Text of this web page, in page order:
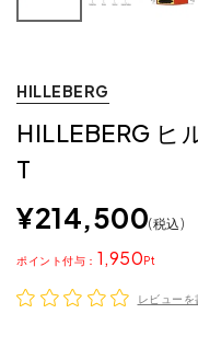
HILLEBERG
HILLEBERG ヒ
T
¥214,500 税込
1,950
ポイント
レビューを